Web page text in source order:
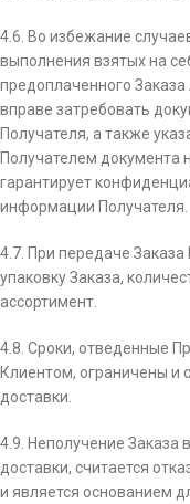
4.6. Во избежание
выполнения взятых на
предоплаченного
вправе затребовать
Получателя, а также
Получателем документа
гарантирует
информации Получателя.
4.7. При передаче
упаковку Заказа,
ассортимент.
4.8. Сроки, отведенные
Клиентом, ограничены
доставки.
4.9. Неполучение Заказа
доставки, считается
и является основанием